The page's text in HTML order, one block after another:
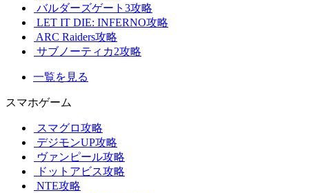
バルダーズゲート3攻略
LET IT DIE: INFERNO攻略
ARC Raiders攻略
サブノーティカ2攻略
一覧を見る
スマホゲーム
スマグロ攻略
デジモンUP攻略
ヴァンピール攻略
ドットアビス攻略
NTE攻略